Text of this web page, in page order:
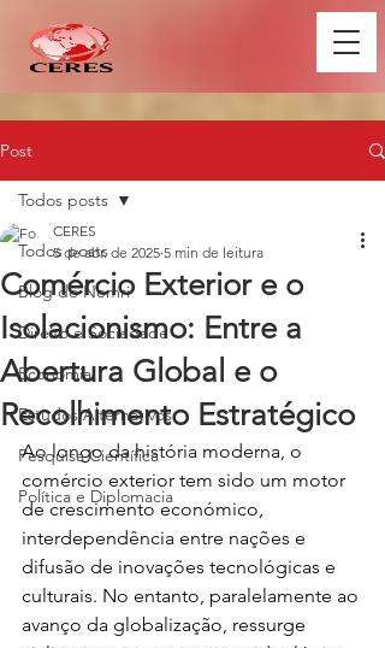
Post
Todos posts
Blog do Nemri
Direito e Sociedade
Economia
Estudos Alternativos
Pesquisa Científica
Política e Diplomacia
Todos posts
Comércio Exterior e o
Isolacionismo: Entre a
Abertura Global e o
Recolhimento Estratégico
CERES
5 de abr. de 2025 5 min de leitura
Ao longo da história moderna, o
comércio exterior tem sido um motor
de crescimento económico,
interdependência entre nações e
difusão de inovações tecnológicas e
culturais. No entanto, paralelamente ao
avanço da globalização, ressurge